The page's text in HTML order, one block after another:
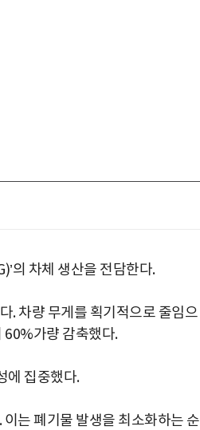
의 차체 생산을 전담한다.
. 차량 무게를 획기적으로 줄임으
60%가량 감축했다.
에 집중했다.
는 폐기물 발생을 최소화하는 순